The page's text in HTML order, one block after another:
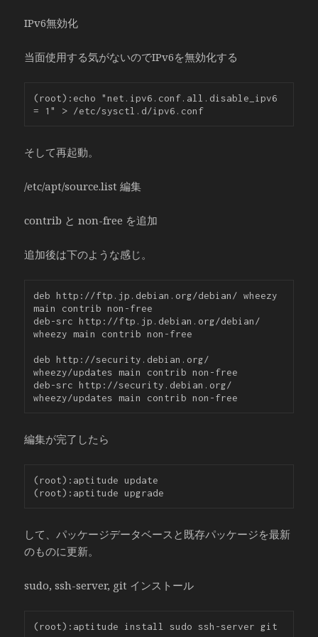
IPv6無効化
当面使用する気がないのでIPv6を無効化する
(root):echo "net.ipv6.conf.all.disable_ipv6
そして再起動。
/etc/apt/source.list 編集
contrib と non-free を追加
追加後は下のような感じ。
deb http://ftp.jp.debian.org/debian/ wheezy
main contrib non-free
deb-src http://ftp.jp.debian.org/debian/
wheezy main contrib non-free
deb http://security.debian.org/
wheezy/updates main contrib non-free
deb-src http://security.debian.org/
編集が完了したら
(root):aptitude update
して、パッケージデータベースと既存パッケージを最新
のものに更新。
sudo, ssh-server, git インストール